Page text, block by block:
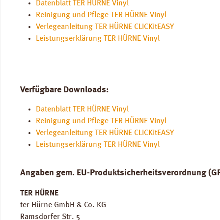
Datenblatt TER HÜRNE Vinyl
Reinigung und Pflege TER HÜRNE Vinyl
Verlegeanleitung TER HÜRNE CLICKitEASY
Leistungserklärung TER HÜRNE Vinyl
Verfügbare Downloads:
Datenblatt TER HÜRNE Vinyl
Reinigung und Pflege TER HÜRNE Vinyl
Verlegeanleitung TER HÜRNE CLICKitEASY
Leistungserklärung TER HÜRNE Vinyl
Angaben gem. EU-Produktsicherheitsverordnung
TER HÜRNE
ter Hürne GmbH & Co. KG
Ramsdorfer Str. 5